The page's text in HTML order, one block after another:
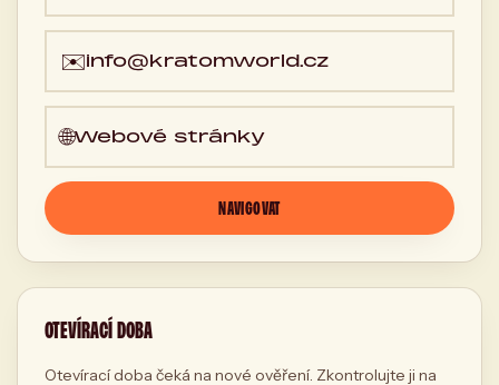
✉️info@kratomworld.cz
🌐Webové stránky
NAVIGOVAT
OTEVÍRACÍ DOBA
Otevírací doba čeká na nové ověření. Zkontrolujte ji na